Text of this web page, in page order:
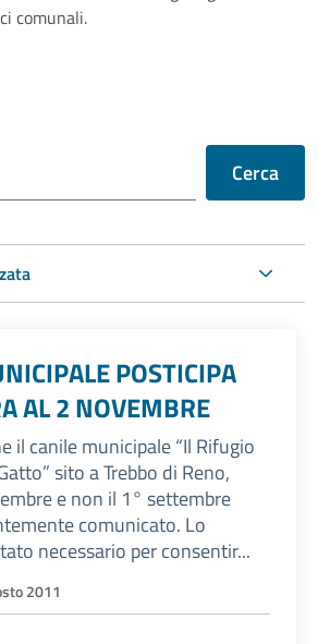
comunali.
Cerca
POSTICIPA
AL 2 NOVEMBRE
il canile municipale “Il Rifugio
sito a Trebbo di Reno,
e non il 1° settembre
comunicato. Lo
necessario per consentir...
2011